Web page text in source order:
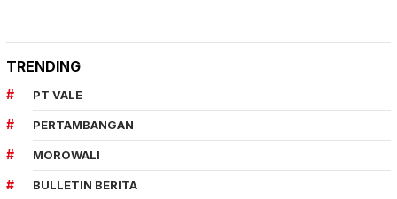
TRENDING
PT VALE
PERTAMBANGAN
MOROWALI
BULLETIN BERITA